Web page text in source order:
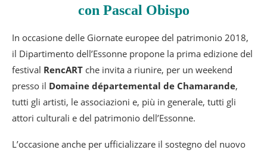
con Pascal Obispo
In occasione delle Giornate europee del patrimonio 2018,
il Dipartimento dell’Essonne propone la prima edizione del
festival RencART che invita a riunire, per un weekend
presso il Domaine départemental de Chamarande,
tutti gli artisti, le associazioni e, più in generale, tutti gli
attori culturali e del patrimonio dell’Essonne.
L’occasione anche per ufficializzare il sostegno del nuovo